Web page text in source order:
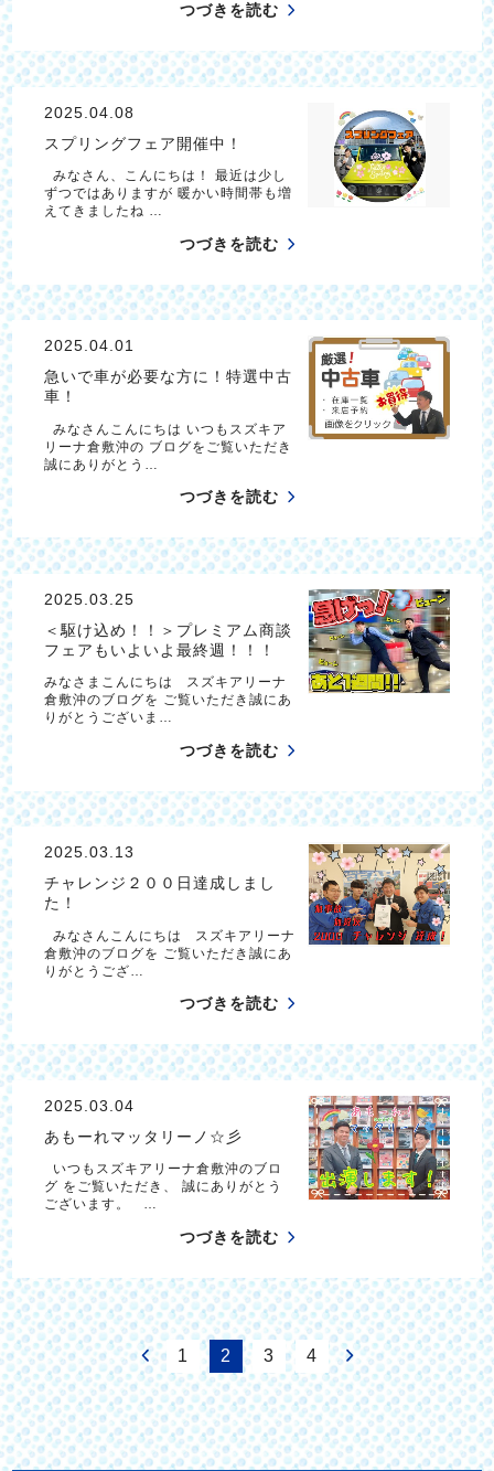
つづきを読む
2025.04.08
スプリングフェア開催中！
みなさん、こんにちは！ 最近は少し
ずつではありますが 暖かい時間帯も増
えてきましたね …
つづきを読む
2025.04.01
急いで車が必要な方に！特選中古
車！
みなさんこんにちは いつもスズキア
リーナ倉敷沖の ブログをご覧いただき
誠にありがとう…
つづきを読む
2025.03.25
＜駆け込め！！＞プレミアム商談
フェアもいよいよ最終週！！！
みなさまこんにちは スズキアリーナ
倉敷沖のブログを ご覧いただき誠にあ
りがとうございま…
つづきを読む
2025.03.13
チャレンジ２００日達成しまし
た！
みなさんこんにちは スズキアリーナ
倉敷沖のブログを ご覧いただき誠にあ
りがとうござ…
つづきを読む
2025.03.04
あもーれマッタリーノ☆彡
いつもスズキアリーナ倉敷沖のブロ
グ をご覧いただき、 誠にありがとう
ございます。 …
つづきを読む
1 2 3 4